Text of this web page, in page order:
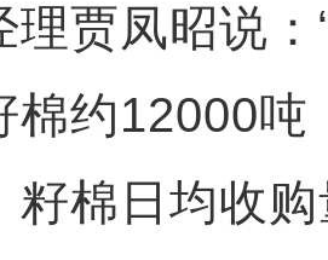
理贾凤昭说
棉约12000吨
籽棉日均收